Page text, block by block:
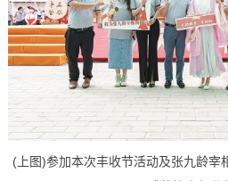
(上图)参加本次丰收节活动及张九龄宰